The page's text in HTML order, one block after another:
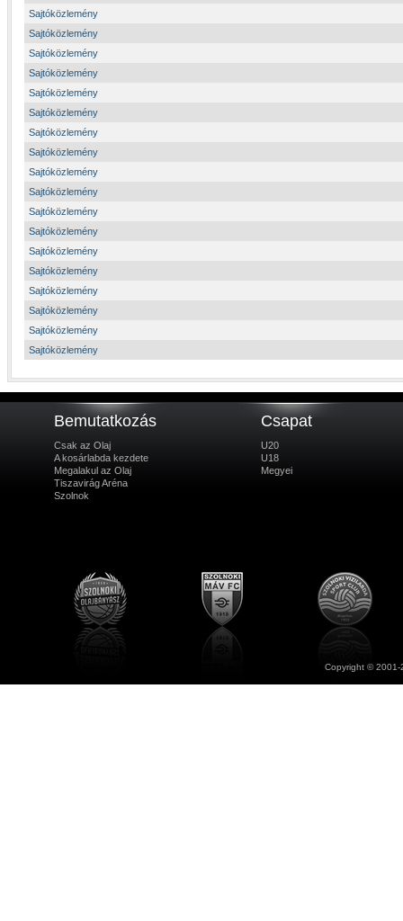
Sajtóközlemény
Sajtóközlemény
Sajtóközlemény
Sajtóközlemény
Sajtóközlemény
Sajtóközlemény
Sajtóközlemény
Sajtóközlemény
Sajtóközlemény
Sajtóközlemény
Sajtóközlemény
Sajtóközlemény
Sajtóközlemény
Sajtóközlemény
Sajtóközlemény
Sajtóközlemény
Sajtóközlemény
Sajtóközlemény
Bemutatkozás
Csak az Olaj
A kosárlabda kezdete
Megalakul az Olaj
Tiszavirág Aréna
Szolnok
Csapat
U20
U18
Megyei
Copyright ©